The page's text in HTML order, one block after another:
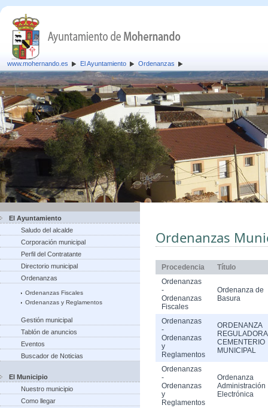
www.mohernando.es El Ayuntamiento Ordenanzas
El Ayuntamiento
Saludo del alcalde
Corporación municipal
Perfil del Contratante
Directorio municipal
Ordenanzas
Ordenanzas Fiscales
Ordenanzas y Reglamentos
Gestión municipal
Tablón de anuncios
Eventos
Buscador de Noticias
El Municipio
Nuestro municipio
Como llegar
Ordenanzas
Procedencia
Título
Ordenanzas
-
Ordenanzas
Fiscales
Ordenanza de
Basura
Ordenanzas
-
Ordenanzas
y
Reglamentos
ORDENANZA
CEMENTERIO
MUNICIPAL
Ordenanzas
-
Ordenanzas
y
Reglamentos
Ordenanza
Administración
Electrónica